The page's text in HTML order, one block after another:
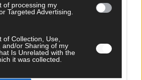
of processing my
Targeted Advertising.
of Collection, Use,
and/or Sharing of my
Is Unrelated with the
it was collected.
2026: Monaco, Sallys
– alle Neuheiten im